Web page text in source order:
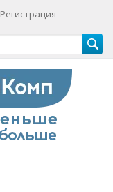
Регистрация